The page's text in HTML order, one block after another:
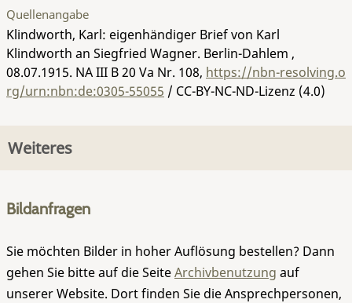
Quellenangabe
Klindworth, Karl: eigenhändiger Brief von Karl
Klindworth an Siegfried Wagner. Berlin-Dahlem ,
08.07.1915. NA III B 20 Va Nr. 108, https://nbn-resolving.o
rg/urn:nbn:de:0305-55055 / CC-BY-NC-ND-Lizenz (4.0)
Weiteres
Bildanfragen
Sie möchten Bilder in hoher Auflösung bestellen? Dann
gehen Sie bitte auf die SeiteArchivbenutzung auf
unserer Website. Dort finden Sie die Ansprechpersonen,